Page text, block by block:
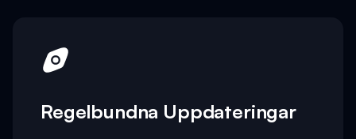
Regelbundna Uppdateringar